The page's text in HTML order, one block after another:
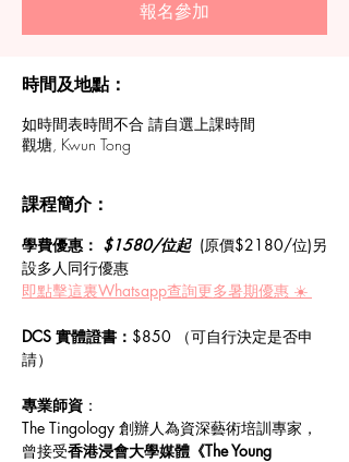
報名參加
時間及地點：
如時間表時間不合 請自選上課時間
觀塘, Kwun Tong
課程簡介：
學費優惠： $1580/位起 (原價$2180/位)另
設多人同行優惠
即點擊這裏Whatsapp查詢更多暑期優惠 ☀️
DCS 實體證書： $850 （可自行決定是否申
請）
專業師資 ：
The Tingology 創辦人為資深藝術培訓專家，
曾接受香港浸會大學媒體《The Young